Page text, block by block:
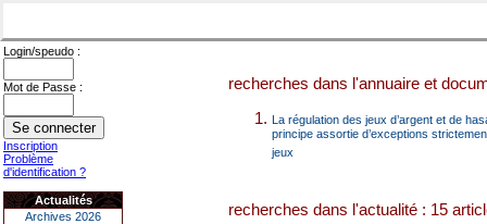
Login/speudo :
Mot de Passe :
Inscription
Problème
d'identification ?
Actualités
Archives 2026
recherches dans l'annuaire et
La régulation des jeux d’argent et de
principe assortie d’exceptions
jeux
recherches dans l'actualité : 15